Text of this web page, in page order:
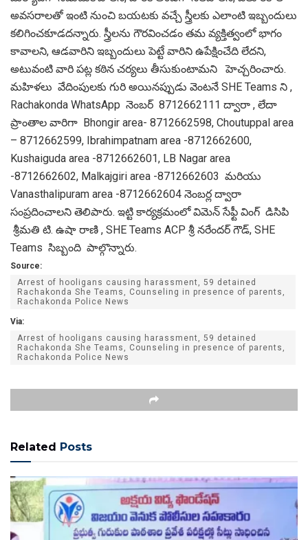
అవసరాలతో ఇంటి నుంచి బయటకు వచ్చే స్త్రీలకు ఎలాంటి ఇబ్బందులు
కలిగించకూడదన్నారు. స్త్రీలను గౌరవించడం తమ వ్యక్తిత్వంలో భాగం
కావాలని, ఆడవారిని ఇబ్బందులు పెట్టే వారిని ఉపేక్షించేది లేదని,
అటువంటి వారి పట్ల కఠిన చర్యలు తీసుకుంటామని హెచ్చరించారు.
మహిళలు వేదింపులకు గురి అయినప్పుడు వెంటనే SHE Teams ని ,
Rachakonda WhatsApp నెంబర్ 8712662111 ద్వారా , లేదా
ప్రాంతాల వారిగా Bhongir area- 8712662598, Choutuppal area
– 8712662599, Ibrahimpatnam area -8712662600,
Kushaiguda area -8712662601, LB Nagar area
-8712662602, Malkajgiri area -8712662603 మరియు
Vanasthalipuram area -8712662604 నెంబర్ల ద్వారా
సంప్రదించాలని తెలిపారు. ఇట్టి కార్యక్రమంలో విమెన్ సేఫ్టీ వింగ్ డి‌సి‌పి
శ్రీమతి టి. ఉషా రాణి , SHE Teams ACP శ్రీ నరేందర్ గౌడ్, SHE
Teams సిబ్బంది పాల్గొన్నారు.
Source:
Arrest of hooligans causing harassment, 59 detained
Rachakonda She Teams, Counseling in presence of parents,
Rachakonda Police News
Via:
Arrest of hooligans causing harassment, 59 detained
Rachakonda She Teams, Counseling in presence of parents,
Rachakonda Police News
Related Posts